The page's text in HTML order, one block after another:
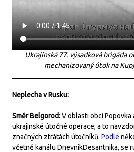
Ukrajinská 77. výsadková brigáda
mechanizovaný útok na
Neplecha v Rusku:
Směr Belgorod:V oblasti obcí Popovka
ukrajinské útočné operace, a to
značných ztrátách útočníků. Podle
včetně kanálu DnevnikDesantnika, se